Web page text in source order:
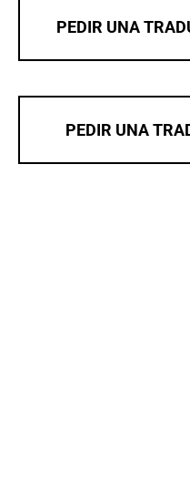
PEDIR UNA
PEDIR UNA